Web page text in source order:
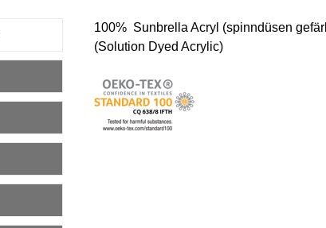
100% Sunbrella Acryl (spinndüsen
(Solution Dyed Acrylic)